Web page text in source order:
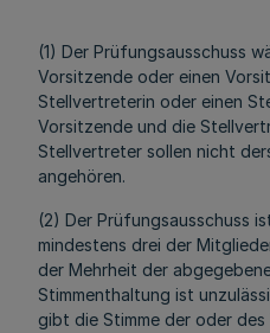
(1) Der Prüfungsausschuss
Vorsitzende oder einen
Stellvertreterin oder einen
Vorsitzende und die
Stellvertreter sollen nicht
angehören.
(2) Der Prüfungsausschuss
mindestens drei der
der Mehrheit der
Stimmenthaltung ist
gibt die Stimme der oder